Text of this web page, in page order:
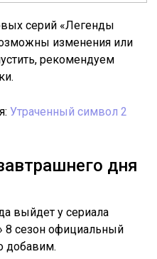
серий «Легенды
изменения или
рекомендуем
Утраченный символ 2
дня
выйдет у сериала
8 сезон официальный
добавим.